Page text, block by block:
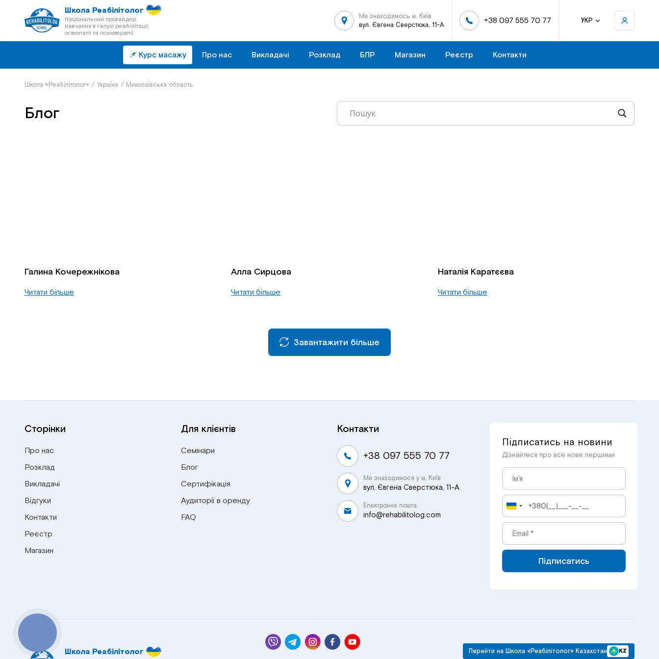
Школа Реабілітолог
Національний провайдер
навчання в галузі реабілітації,
остеопатії та психотерапії
Ми знаходимось м. Київ
вул. Євгена Сверстюка, 11-А
+38 097 555 70 77 УКР
📌 Курс масажу Про нас Викладачі Розклад БПР Магазин Реєстр Контакти
Школа «Реабілітолог» / Україна / Миколаївська область
Блог
Галина Кочережнікова
Читати більше
Алла Сирцова
Читати більше
Наталія Каратєєва
Читати більше
Завантажити більше
Сторінки
Про нас
Розклад
Викладачі
Відгуки
Контакти
Реєстр
Магазин
Для клієнтів
Семінари
Блог
Сертифікація
Аудиторії в оренду
FAQ
Контакти
+38 097 555 70 77
Ми знаходимося у м. Київ
вул. Євгена Сверстюка, 11-А
Електронна пошта
info@rehabilitolog.com
Підписатись на новини
Дізнайтеся про все нове першими
Підписатись
Школа Реабілітолог Перейти на Школа «Реабілітолог» Казахстан KZ